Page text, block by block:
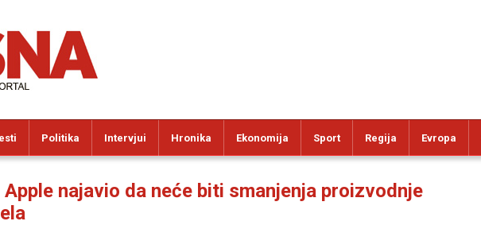
Politika Intervjui Hronika Ekonomija Sport Regija Evropa
Apple najavio da neće biti smanjenja proizvodnje